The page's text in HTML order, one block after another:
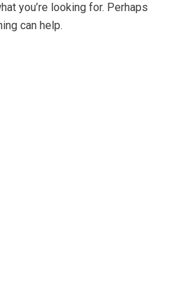
you’re looking for. Perhaps
can help.